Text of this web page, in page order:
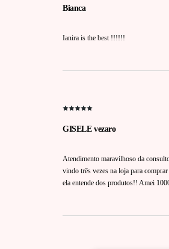
Bianca
Ianira is the best !!!!!!
GISELE vezaro
Atendimento maravilhoso da
vindo três vezes na loja para
ela entende dos produtos!! Amei